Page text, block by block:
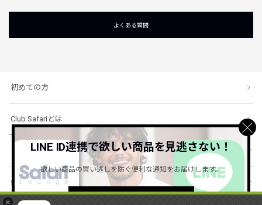
×
よくある質問
初めての方
Club Safariとは
ショッピングガイド
会社概要・規約
LINE ID連携で欲しい商品を見逃さない！
欲しい商品の買い逃しを防ぐ便利な通知をお届けします。
詳しくはこちら ＞